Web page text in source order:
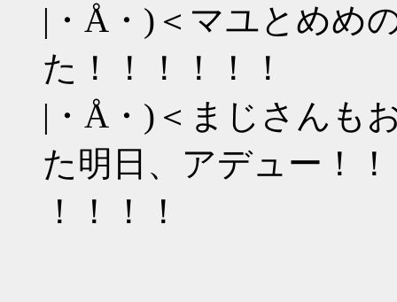
|・Å・)＜マユとめめ
た！！！！！！
|・Å・)＜まじさんも
た明日、アデュー！
！！！！